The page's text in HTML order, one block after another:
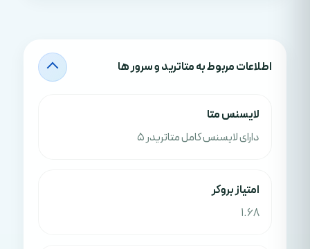
اطلاعات مربوط به متاترید و سرور ها
لايسنس متا
دارای لایسنس کامل متاتریدر 5
امتياز بروکر
1.68